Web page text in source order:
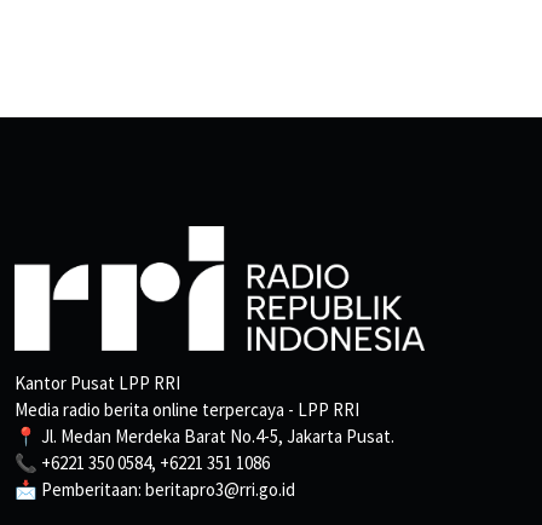
Kantor Pusat LPP RRI
Media radio berita online terpercaya - LPP RRI
📍 Jl. Medan Merdeka Barat No.4-5, Jakarta Pusat.
📞 +6221 350 0584, +6221 351 1086
📩 Pemberitaan: beritapro3@rri.go.id